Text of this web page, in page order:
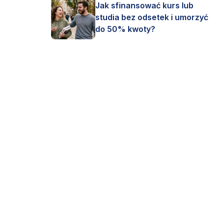
Artystycznego.
Jak sfinansować kurs lub
studia bez odsetek i umorzyć
do 50% kwoty?